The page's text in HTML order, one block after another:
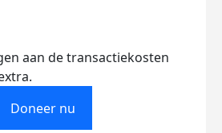
aan de transactiekosten
Doneer nu